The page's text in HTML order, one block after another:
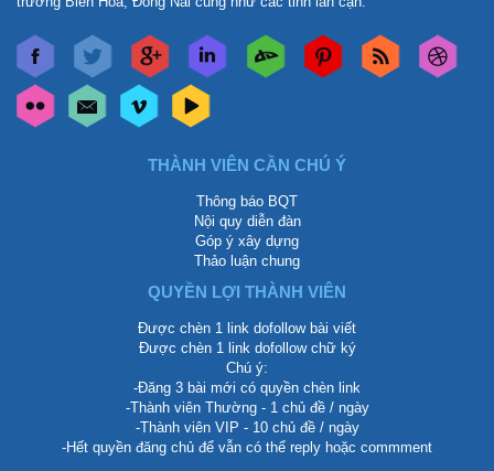
THÀNH VIÊN CẦN CHÚ Ý
Thông báo BQT
Nội quy diễn đàn
Góp ý xây dựng
Thảo luận chung
QUYỀN LỢI THÀNH VIÊN
Được chèn 1 link dofollow bài viết
Được chèn 1 link dofollow chữ ký
Chú ý:
-Đăng 3 bài mới có quyền chèn link
-Thành viên Thường - 1 chủ đề / ngày
-Thành viên VIP - 10 chủ đề / ngày
-Hết quyền đăng chủ để vẫn có thể reply hoặc commment